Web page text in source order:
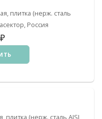
плитка (нерж. сталь
Россия
₽
(нерж. сталь AISI